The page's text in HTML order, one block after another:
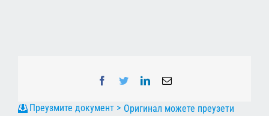
Facebook
TwitterLinkedInEmail
Оригинал можете преузети